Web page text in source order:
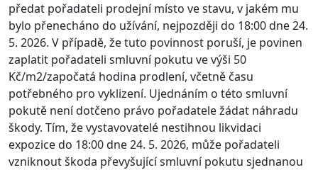
předat pořadateli prodejní místo ve stavu, v jakém mu
bylo přenecháno do užívání, nejpozději do 18:00 dne 24.
5. 2026. V případě, že tuto povinnost poruší, je povinen
zaplatit pořadateli smluvní pokutu ve výši 50
Kč/m2/započatá hodina prodlení, včetně času
potřebného pro vyklizení. Ujednáním o této smluvní
pokutě není dotčeno právo pořadatele žádat náhradu
škody. Tím, že vystavovatelé nestihnou likvidaci
expozice do 18:00 dne 24. 5. 2026, může pořadateli
vzniknout škoda převyšující smluvní pokutu sjednanou